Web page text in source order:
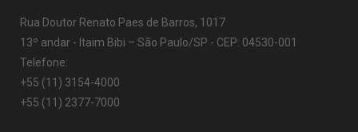
Rua Doutor Renato Paes de Barros, 1017
13º andar - Itaim Bibi – São Paulo/SP - CEP: 04530-001
Telefone:
+55 (11) 3154-4000
+55 (11) 2377-7000